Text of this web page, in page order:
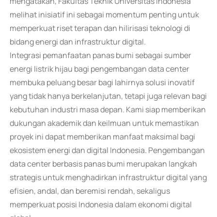
melihat inisiatif ini sebagai momentum penting untuk
memperkuat riset terapan dan hilirisasi teknologi di
bidang energi dan infrastruktur digital.
Integrasi pemanfaatan panas bumi sebagai sumber
energi listrik hijau bagi pengembangan data center
membuka peluang besar bagi lahirnya solusi inovatif
yang tidak hanya berkelanjutan, tetapi juga relevan bagi
kebutuhan industri masa depan. Kami siap memberikan
dukungan akademik dan keilmuan untuk memastikan
proyek ini dapat memberikan manfaat maksimal bagi
ekosistem energi dan digital Indonesia. Pengembangan
data center berbasis panas bumi merupakan langkah
strategis untuk menghadirkan infrastruktur digital yang
efisien, andal, dan beremisi rendah, sekaligus
memperkuat posisi Indonesia dalam ekonomi digital